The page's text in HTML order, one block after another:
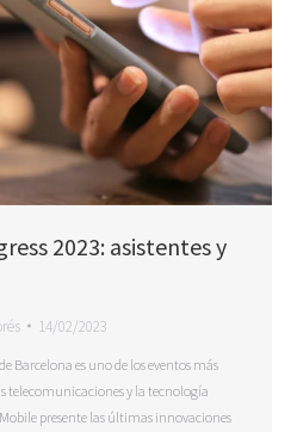
2023: asistentes y
14/02/2023
Barcelona es uno de los eventos más
telecomunicaciones y la tecnología
presente las últimas innovaciones